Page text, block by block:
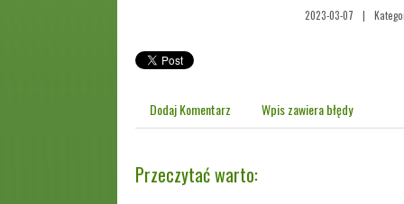
2023-03-07 |
Dodaj Komentarz Wpis zawiera błędy
Przeczytać warto: